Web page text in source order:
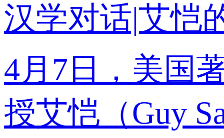
汉学对话|艾恺
4月7日，美国
授艾恺（Guy